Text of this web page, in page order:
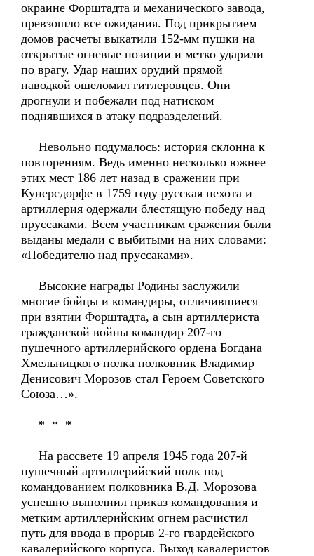
окраине Форштадта и механического завода,
превзошло все ожидания. Под прикрытием
домов расчеты выкатили 152-мм пушки на
открытые огневые позиции и метко ударили
по врагу. Удар наших орудий прямой
наводкой ошеломил гитлеровцев. Они
дрогнули и побежали под натиском
поднявшихся в атаку подразделений.
Невольно подумалось: история склонна к
повторениям. Ведь именно несколько южнее
этих мест 186 лет назад в сражении при
Кунерсдорфе в 1759 году русская пехота и
артиллерия одержали блестящую победу над
пруссаками. Всем участникам сражения были
выданы медали с выбитыми на них словами:
«Победителю над пруссаками».
Высокие награды Родины заслужили
многие бойцы и командиры, отличившиеся
при взятии Форштадта, а сын артиллериста
гражданской войны командир 207-го
пушечного артиллерийского ордена Богдана
Хмельницкого полка полковник Владимир
Денисович Морозов стал Героем Советского
Союза…».
* * *
На рассвете 19 апреля 1945 года 207-й
пушечный артиллерийский полк под
командованием полковника В.Д. Морозова
успешно выполнил приказ командования и
метким артиллерийским огнем расчистил
путь для ввода в прорыв 2-го гвардейского
кавалерийского корпуса. Выход кавалеристов